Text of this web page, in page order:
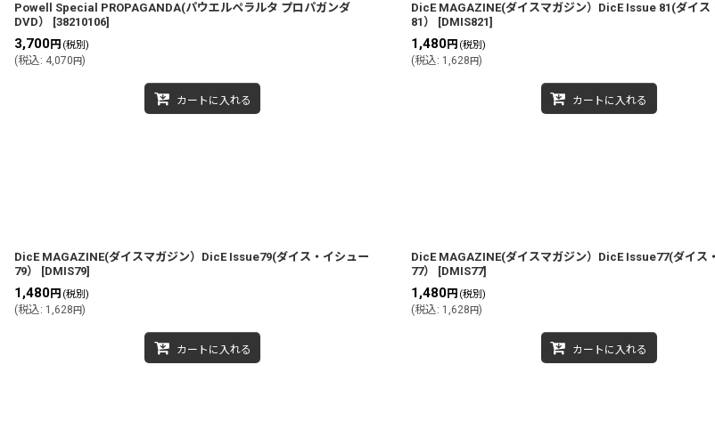
Powell Special PROPAGANDA(パウエルペラルタ プロパガンダ
DVD）
[38210106]
3,700円 (税別)
(税込: 4,070円)
カートに入れる
DicE MAGAZINE(ダイスマガジン）DicE Issue 81(ダイス
81）
[DMIS821]
1,480円 (税別)
(税込: 1,628円)
カートに入れる
DicE MAGAZINE(ダイスマガジン）DicE Issue79(ダイス・イシュー
79）
[DMIS79]
1,480円 (税別)
(税込: 1,628円)
カートに入れる
DicE MAGAZINE(ダイスマガジン）DicE Issue77(ダイス
77）
[DMIS77]
1,480円 (税別)
(税込: 1,628円)
カートに入れる